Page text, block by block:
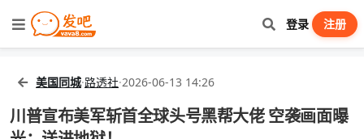
登录 注册
美国同城·路透社·2026-06-13 14:26
川普宣布美军斩首全球头号黑帮大佬 空袭画面曝